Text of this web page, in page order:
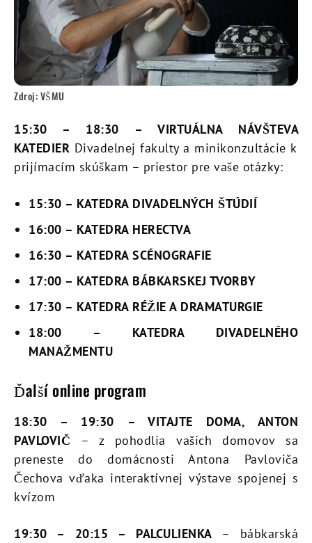
Zdroj: VŠMU
15:30 – 18:30
– VIRTUÁLNA NÁVŠTEVA
KATEDIER Divadelnej fakulty a minikonzultácie k
prijímacím skúškam – priestor pre vaše otázky:
15:30 – KATEDRA DIVADELNÝCH ŠTÚDIÍ
16:00 – KATEDRA HERECTVA
16:30 – KATEDRA SCÉNOGRAFIE
17:00 – KATEDRA BÁBKARSKEJ TVORBY
17:30 – KATEDRA RÉŽIE A DRAMATURGIE
18:00 – KATEDRA DIVADELNÉHO
MANAŽMENTU
Ďalší online program
18:30 – 19:30
– VITAJTE DOMA, ANTON
PAVLOVIČ – z pohodlia vašich domovov sa
preneste do domácnosti Antona Pavloviča
Čechova vďaka interaktívnej výstave spojenej s
kvízom
19:30 – 20:15 – PALCULIENKA – bábkarská